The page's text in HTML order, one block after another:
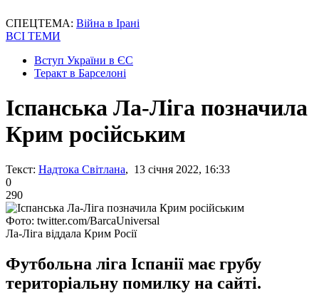
СПЕЦТЕМА: Війна в Ірані
ВСІ ТЕМИ
Вступ України в ЄС
Теракт в Барселоні
Іспанська Ла-Ліга позначила
Крим російським
Текст: Надтока Світлана, 13 січня 2022, 16:33
0
290
Фото: twitter.com/BarcaUniversal
Ла-Ліга віддала Крим Росії
Футбольна ліга Іспанії має грубу
територіальну помилку на сайті.